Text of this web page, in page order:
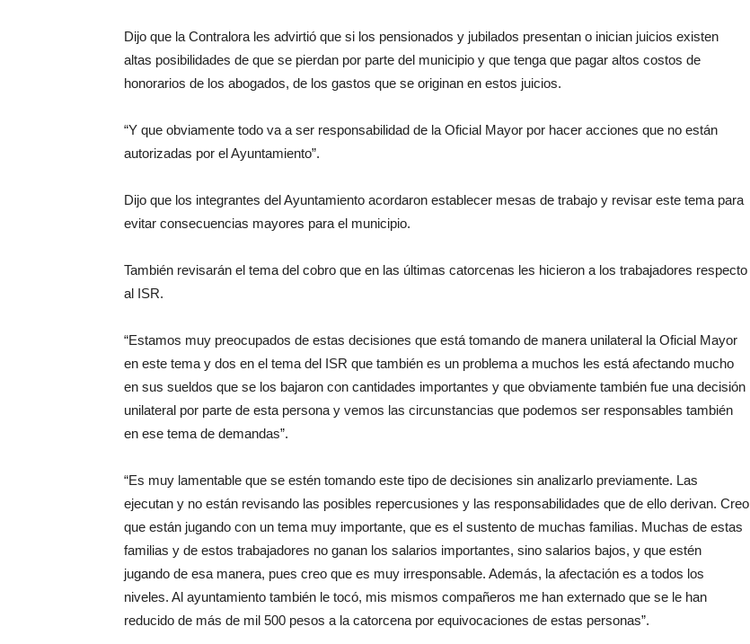
Dijo que la Contralora les advirtió que si los pensionados y jubilados presentan o inician juicios existen
altas posibilidades de que se pierdan por parte del municipio y que tenga que pagar altos costos de
honorarios de los abogados, de los gastos que se originan en estos juicios.
“Y que obviamente todo va a ser responsabilidad de la Oficial Mayor por hacer acciones que no están
autorizadas por el Ayuntamiento”.
Dijo que los integrantes del Ayuntamiento acordaron establecer mesas de trabajo y revisar este tema para
evitar consecuencias mayores para el municipio.
También revisarán el tema del cobro que en las últimas catorcenas les hicieron a los trabajadores respecto
al ISR.
“Estamos muy preocupados de estas decisiones que está tomando de manera unilateral la Oficial Mayor
en este tema y dos en el tema del ISR que también es un problema a muchos les está afectando mucho
en sus sueldos que se los bajaron con cantidades importantes y que obviamente también fue una decisión
unilateral por parte de esta persona y vemos las circunstancias que podemos ser responsables también
en ese tema de demandas”.
“Es muy lamentable que se estén tomando este tipo de decisiones sin analizarlo previamente. Las
ejecutan y no están revisando las posibles repercusiones y las responsabilidades que de ello derivan. Creo
que están jugando con un tema muy importante, que es el sustento de muchas familias. Muchas de estas
familias y de estos trabajadores no ganan los salarios importantes, sino salarios bajos, y que estén
jugando de esa manera, pues creo que es muy irresponsable. Además, la afectación es a todos los
niveles. Al ayuntamiento también le tocó, mis mismos compañeros me han externado que se le han
reducido de más de mil 500 pesos a la catorcena por equivocaciones de estas personas”.